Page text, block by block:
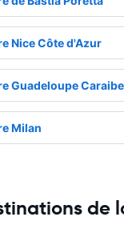
Nice Côte d'Azur
Guadeloupe
Milan
de